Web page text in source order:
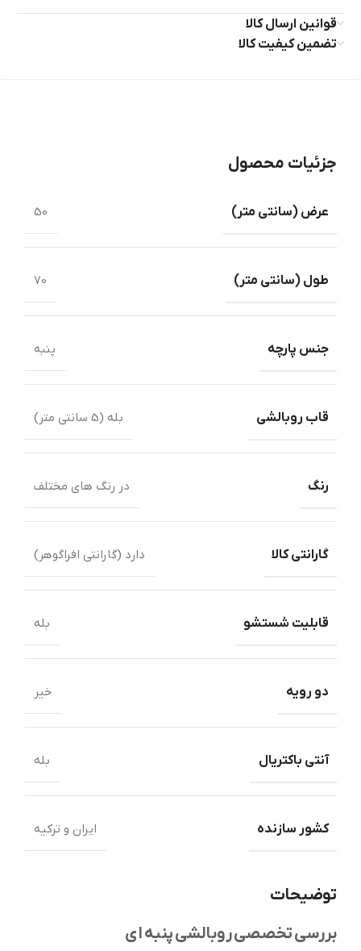
قوانین ارسال کالا
تضمین کیفیت کالا
جزئیات محصول
عرض ‏(‏سانتی متر‏) 50
طول ‏(‏سانتی متر‏)‏ 70
جنس پارچه پنبه
قاب روبالشی بله (5 سانتی متر)
رنگ در رنگ های مختلف
گارانتی کالا دارد (گارانتی افراگوهر)
قابلیت شستشو بله
دو رویه خیر
آنتی باکتریال بله
کشور سازنده ایران و ترکیه
توضیحات
بررسی تخصصی روبالشی پنبه ای